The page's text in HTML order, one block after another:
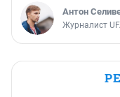
Антон
Журналист